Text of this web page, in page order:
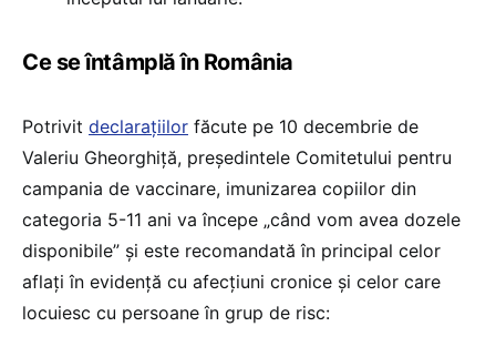
Ce se întâmplă în România
Potrivit declarațiilor făcute pe 10 decembrie de
Valeriu Gheorghiță, președintele Comitetului pentru
campania de vaccinare, imunizarea copiilor din
categoria 5-11 ani va începe „când vom avea dozele
disponibile” și este recomandată în principal celor
aflați în evidență cu afecțiuni cronice și celor care
locuiesc cu persoane în grup de risc: